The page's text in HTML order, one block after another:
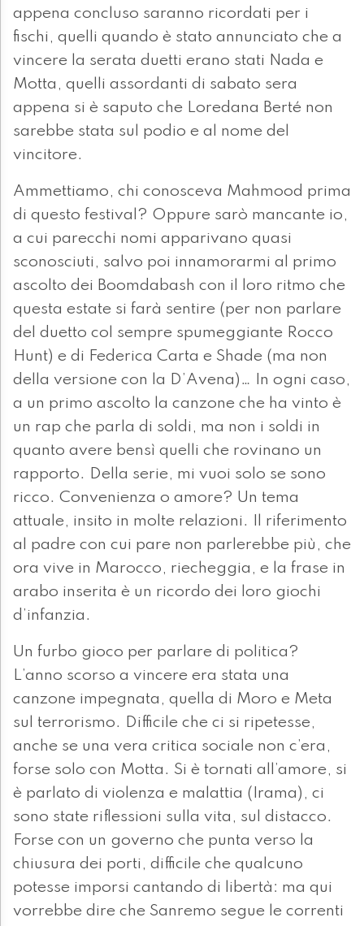
appena concluso saranno ricordati per i
fischi, quelli quando è stato annunciato che a
vincere la serata duetti erano stati Nada e
Motta, quelli assordanti di sabato sera
appena si è saputo che Loredana Berté non
sarebbe stata sul podio e al nome del
vincitore.
Ammettiamo, chi conosceva Mahmood prima
di questo festival? Oppure sarò mancante io,
a cui parecchi nomi apparivano quasi
sconosciuti, salvo poi innamorarmi al primo
ascolto dei Boomdabash con il loro ritmo che
questa estate si farà sentire (per non parlare
del duetto col sempre spumeggiante Rocco
Hunt) e di Federica Carta e Shade (ma non
della versione con la D’Avena)… In ogni caso,
a un primo ascolto la canzone che ha vinto è
un rap che parla di soldi, ma non i soldi in
quanto avere bensì quelli che rovinano un
rapporto. Della serie, mi vuoi solo se sono
ricco. Convenienza o amore? Un tema
attuale, insito in molte relazioni. Il riferimento
al padre con cui pare non parlerebbe più, che
ora vive in Marocco, riecheggia, e la frase in
arabo inserita è un ricordo dei loro giochi
d’infanzia.
Un furbo gioco per parlare di politica?
L’anno scorso a vincere era stata una
canzone impegnata, quella di Moro e Meta
sul terrorismo. Difficile che ci si ripetesse,
anche se una vera critica sociale non c’era,
forse solo con Motta. Si è tornati all’amore, si
è parlato di violenza e malattia (Irama), ci
sono state riflessioni sulla vita, sul distacco.
Forse con un governo che punta verso la
chiusura dei porti, difficile che qualcuno
potesse imporsi cantando di libertà: ma qui
vorrebbe dire che Sanremo segue le correnti